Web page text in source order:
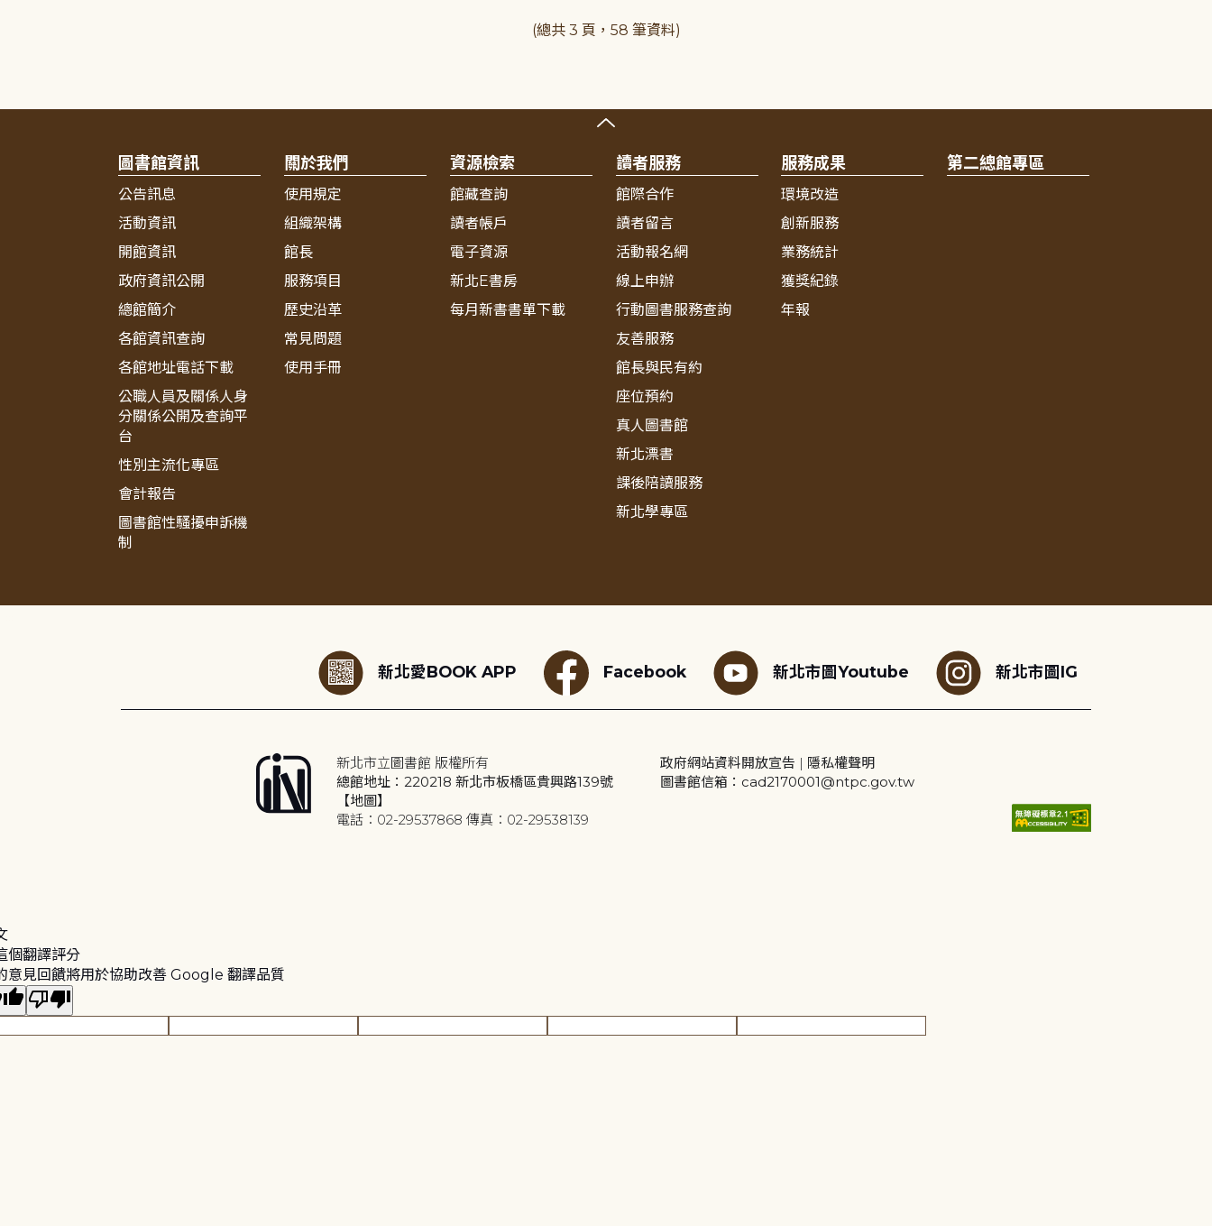
(總共 3 頁，58 筆資料)
圖書館資訊
公告訊息
活動資訊
開館資訊
政府資訊公開
總館簡介
各館資訊查詢
各館地址電話下載
公職人員及關係人身
分關係公開及查詢平
台
性別主流化專區
會計報告
圖書館性騷擾申訴機
制
關於我們
使用規定
組織架構
館長
服務項目
歷史沿革
常見問題
使用手冊
資源檢索
館藏查詢
讀者帳戶
電子資源
新北E書房
每月新書書單下載
讀者服務
館際合作
讀者留言
活動報名網
線上申辦
行動圖書服務查詢
友善服務
館長與民有約
座位預約
真人圖書館
新北漂書
課後陪讀服務
新北學專區
服務成果
環境改造
創新服務
業務統計
獲獎紀錄
年報
第二總館專區
新北愛BOOK APP Facebook 新北市圖Youtube 新北市圖IG
新北市立圖書館 版權所有
總館地址：220218 新北市板橋區貴興路139號
【地圖】
電話：02-29537868 傳真：02-29538139
政府網站資料開放宣告 | 隱私權聲明
圖書館信箱：cad2170001@ntpc.gov.tw
個翻譯評分
意見回饋將用於協助改善 Google 翻譯品質